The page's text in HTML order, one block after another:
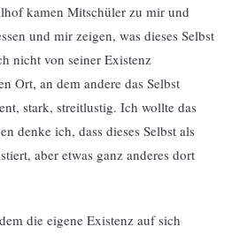
kamen Mitschüler zu mir und
und mir zeigen, was dieses Selbst
nicht von seiner Existenz
Ort, an dem andere das Selbst
stark, streitlustig. Ich wollte das
denke ich, dass dieses Selbst als
aber etwas ganz anderes dort
die eigene Existenz auf sich